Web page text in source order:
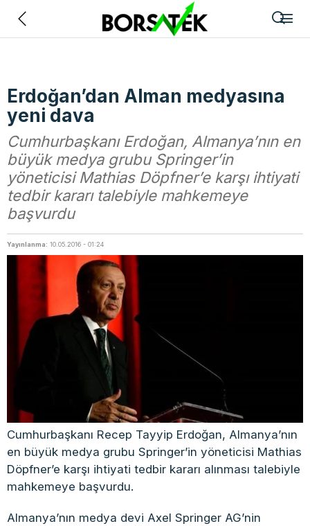
Erdoğan’dan Alman medyasına
yeni dava
Cumhurbaşkanı Erdoğan, Almanya’nın en
büyük medya grubu Springer’in
yöneticisi Mathias Döpfner’e karşı ihtiyati
tedbir kararı talebiyle mahkemeye
başvurdu
Yayınlanma: 10.05.2016 - 01:24
Cumhurbaşkanı Recep Tayyip Erdoğan, Almanya’nın
en büyük medya grubu Springer’in yöneticisi Mathias
Döpfner’e karşı ihtiyati tedbir kararı alınması talebiyle
mahkemeye başvurdu.
Almanya’nın medya devi Axel Springer AG’nin